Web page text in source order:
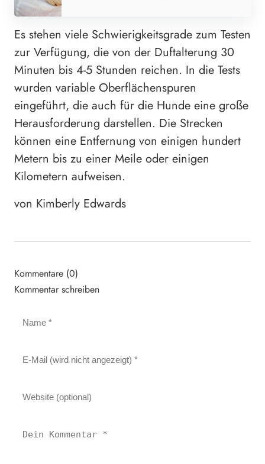
Es stehen viele Schwierigkeitsgrade zum Testen
zur Verfügung, die von der Duftalterung 30
Minuten bis 4-5 Stunden reichen. In die Tests
wurden variable Oberflächenspuren
eingeführt, die auch für die Hunde eine große
Herausforderung darstellen. Die Strecken
können eine Entfernung von einigen hundert
Metern bis zu einer Meile oder einigen
Kilometern aufweisen.
von Kimberly Edwards
Kommentare (0)
Kommentar schreiben